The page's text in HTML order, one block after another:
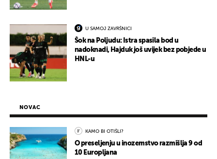
U SAMOJ ZAVRŠNICI
Šok na Poljudu: Istra spasila bod u
nadoknadi, Hajduk još uvijek bez pobjede u
HNL-u
NOVAC
KAMO BI OTIŠLI?
O preseljenju u inozemstvo razmišlja 9 od
10 Europljana